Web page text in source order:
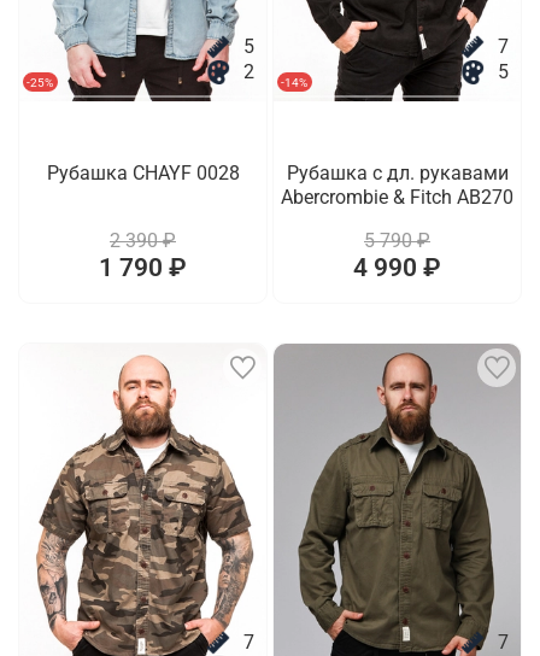
-25%
5
2
Рубашка CHAYF 0028
2 390 ₽
1 790 ₽
-14%
7
5
Рубашка с дл. рукавами
Abercrombie & Fitch AB270
5 790 ₽
4 990 ₽
7
7